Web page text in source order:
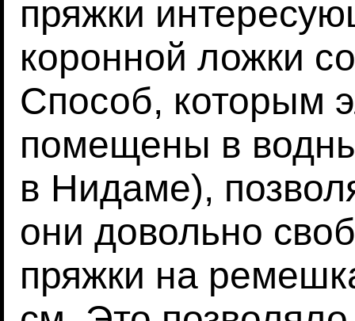
пряжки
коронной ложки
Способ, которым
помещены в
в Нидаме),
они довольно
пряжки на